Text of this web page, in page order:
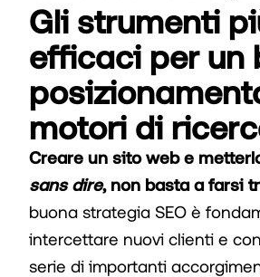
Gli strumenti
efficaci per un
motori di
Creare un sito web e
sans dire, non basta a farsi
buona strategia SEO è
intercettare nuovi clienti e
serie di importanti